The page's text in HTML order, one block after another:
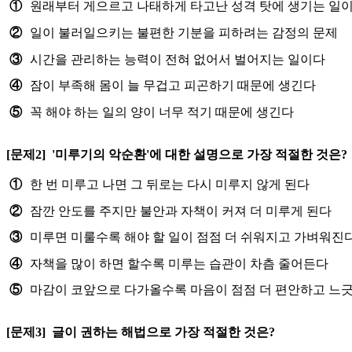
①
원래부터 게으르고 나태하게 타고난 성격 탓에 생기는 일
②
일이 불러일으키는 불편한 기분을 피하려는 감정의 문제
③ 시간을 관리하는 능력이 전혀 없어서 벌어지는 일이다
④
잠이 부족해 몸이 늘 무겁고 피곤하기 때문에 생긴다
⑤
꼭 해야 하는 일의 양이 너무 적기 때문에 생긴다
[문제2] '미루기의 악순환'에 대한 설명으로 가장 적절한 것은?
①
한 번 미루고 나면 그 뒤로는 다시 미루지 않게 된다
②
잠깐 안도를 주지만 불안과 자책이 커져 더 미루게 된다
③
미루면 미룰수록 해야 할 일이 점점 더 쉬워지고 가벼워진
④
자책을 많이 하면 할수록 미루는 습관이 차츰 줄어든다
⑤
마감이 코앞으로 다가올수록 마음이 점점 더 편안하고 느
[문제3] 글이 권하는 해법으로 가장 적절한 것은?